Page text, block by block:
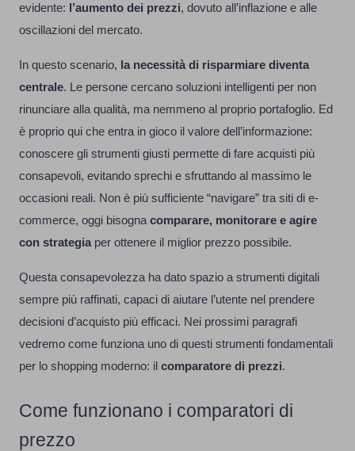
evidente:
l’aumento dei prezzi, dovuto all’inflazione e alle
oscillazioni del mercato.
In questo scenario, la necessità di risparmiare diventa
centrale. Le persone cercano soluzioni intelligenti per non
rinunciare alla qualità, ma nemmeno al proprio portafoglio. Ed
è proprio qui che entra in gioco il valore dell’informazione:
conoscere gli strumenti giusti permette di fare acquisti più
consapevoli, evitando sprechi e sfruttando al massimo le
occasioni reali. Non è più sufficiente “navigare” tra siti di e-
commerce, oggi bisogna comparare, monitorare e agire
con strategia per ottenere il miglior prezzo possibile.
Questa consapevolezza ha dato spazio a strumenti digitali
sempre più raffinati, capaci di aiutare l’utente nel prendere
decisioni d’acquisto più efficaci. Nei prossimi paragrafi
vedremo come funziona uno di questi strumenti fondamentali
per lo shopping moderno: il comparatore di prezzi.
Come funzionano i comparatori di
prezzo